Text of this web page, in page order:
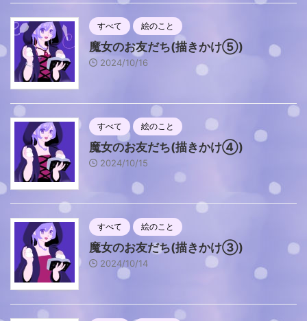
すべて 絵のこと
魔女のお友だち(描きかけ⑤)
2024/10/16
すべて 絵のこと
魔女のお友だち(描きかけ④)
2024/10/15
すべて 絵のこと
魔女のお友だち(描きかけ③)
2024/10/14